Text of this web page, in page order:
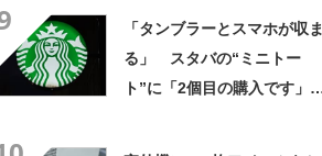
「タンブラーとスマホが収ま
る」 スタバの“ミニトー
ト”に「2個目の購入です」